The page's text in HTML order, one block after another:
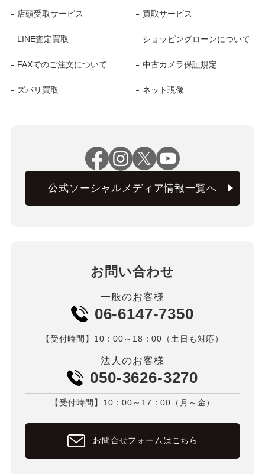
店頭受取サービス 買取サービス
LINE査定買取 ショッピングローンについて
FAXでのご注文について 中古カメラ保証規定
ズバリ買取 ネット現像
公式ソーシャルメディア情報一覧へ
お問い合わせ
一般のお客様
06-6147-7350
【受付時間】10：00～18：00（土日も対応）
法人のお客様
050-3626-3270
【受付時間】10：00～17：00（月～金）
お問合せフォームはこちら